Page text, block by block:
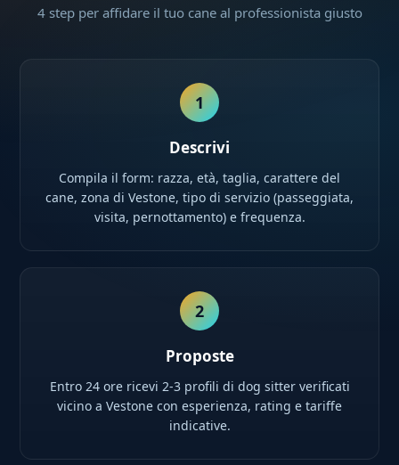
4 step per affidare il tuo cane al professionista giusto
1
Descrivi
Compila il form: razza, età, taglia, carattere del
cane, zona di Vestone, tipo di servizio (passeggiata,
visita, pernottamento) e frequenza.
2
Proposte
Entro 24 ore ricevi 2-3 profili di dog sitter verificati
vicino a Vestone con esperienza, rating e tariffe
indicative.